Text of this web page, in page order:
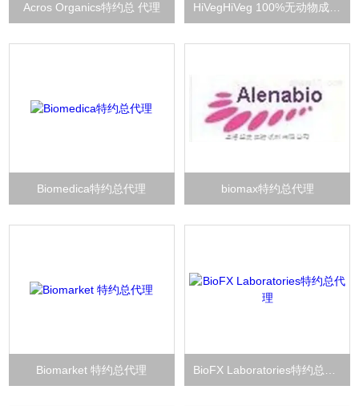
Acros Organics特约总 代理
Biomedica特约总代理 biomax特约总代理
Biomarket 特约总代理